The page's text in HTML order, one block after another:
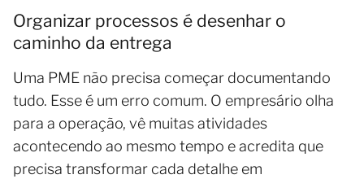
Organizar processos é desenhar o
caminho da entrega
Uma PME não precisa começar documentando
tudo. Esse é um erro comum. O empresário olha
para a operação, vê muitas atividades
acontecendo ao mesmo tempo e acredita que
precisa transformar cada detalhe em